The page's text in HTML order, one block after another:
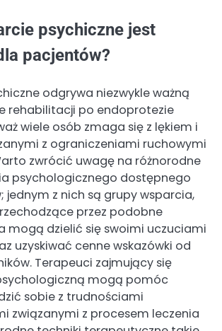
psychiczne jest
pacjentów?
odgrywa niezwykle ważną
rehabilitacji po endoprotezie
wiele osób zmaga się z lękiem i
z ograniczeniami ruchowymi
zwrócić uwagę na różnorodne
psychologicznego dostępnego
jednym z nich są grupy wsparcia,
przez podobne
mogą dzielić się swoimi uczuciami
uzyskiwać cenne wskazówki od
Terapeuci zajmujący się
mogą pomóc
sobie z trudnościami
związanymi z procesem leczenia